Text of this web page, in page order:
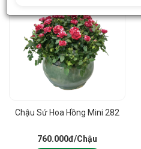
Chậu Sứ Hoa Hồng Mini 282
760.000đ/Chậu